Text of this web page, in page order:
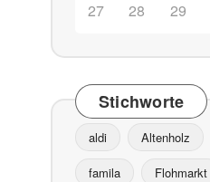
27
28 29
Stichworte
aldi Altenholz
famila Flohmarkt